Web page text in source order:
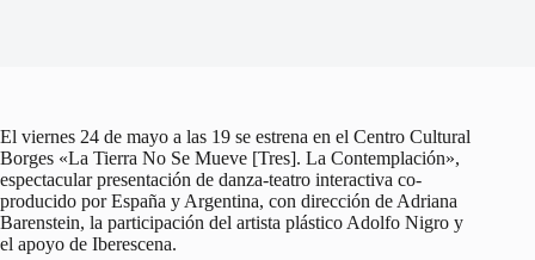
El viernes 24 de mayo a las 19 se estrena en el Centro Cultural
Borges «La Tierra No Se Mueve [Tres]. La Contemplación»,
espectacular presentación de danza-teatro interactiva co-
producido por España y Argentina, con dirección de Adriana
Barenstein, la participación del artista plástico Adolfo Nigro y
el apoyo de Iberescena.